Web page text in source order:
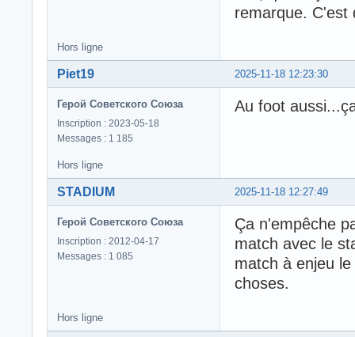
remarque. C'est
Hors ligne
2025-11-18 12:23:30
Piet19
Герой Советского Союза
Inscription : 2023-05-18
Messages : 1 185
Au foot
Hors ligne
2025-11-18 12:27:49
STADIUM
Герой Советского Союза
Inscription : 2012-04-17
Messages : 1 085
Ça n'empêche
match avec le
match à enjeu
choses.
Hors ligne